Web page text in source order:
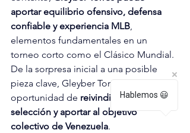
aportar equilibrio ofensivo, defensa
confiable y experiencia MLB,
elementos fundamentales en un
torneo corto como el Clásico Mundial.
De la sorpresa inicial a una posible
pieza clave, Gleyber Torres llega con la
oportunidad de reivindicarse con la
selección y aportar al objetivo
colectivo de Venezuela.
Hablemos 😃